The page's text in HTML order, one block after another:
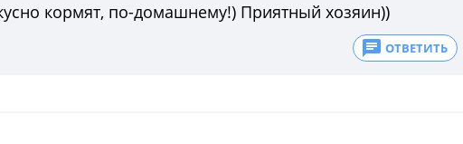
кормят, по-домашнему!) Приятный хозяин))
ОТВЕТИТЬ